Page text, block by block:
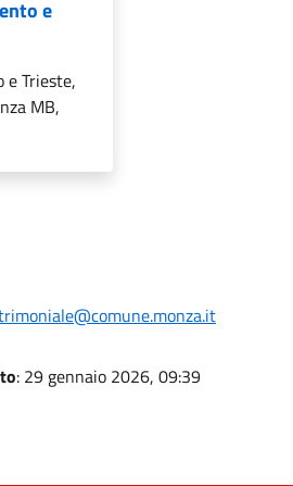
e
e Trieste,
MB,
: 29 gennaio 2026, 09:39